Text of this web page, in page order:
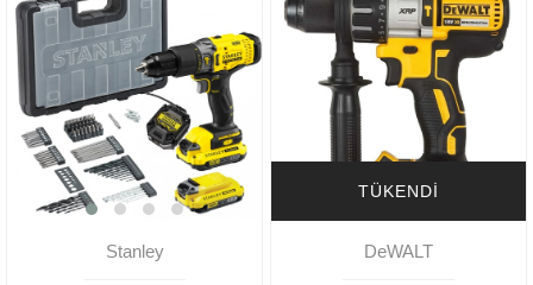
Stanley
TÜKENDI
DeWALT